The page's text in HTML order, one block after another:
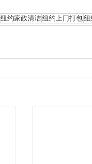
纽约家政清洁纽约上门打包纽